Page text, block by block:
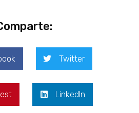
Twitter
LinkedIn